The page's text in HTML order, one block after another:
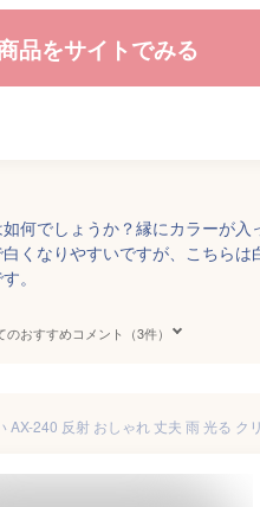
品をサイトでみる
何でしょうか？縁にカラーが入
くなりやすいですが、こちらは
。
のおすすめコメント（3件）